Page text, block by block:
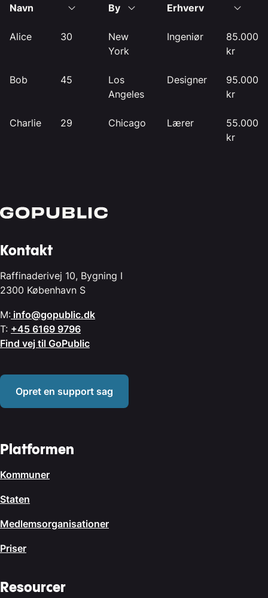
Navn
By
Erhverv
Alice 30
New
York
Ingeniør
85.000
kr
Bob 45
Los
Angeles
Designer
95.000
kr
Charlie 29 Chicago Lærer
55.000
kr
Kontakt
Raffinaderivej 10, Bygning I
2300 København S
M: info@gopublic.dk
T: +45 6169 9796
Find vej til GoPublic
Opret en support sag
Platformen
Kommuner
Staten
Medlemsorganisationer
Priser
Resourcer